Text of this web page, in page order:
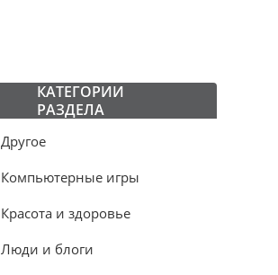
КАТЕГОРИИ
РАЗДЕЛА
Другое
Компьютерные игры
Красота и здоровье
Люди и блоги